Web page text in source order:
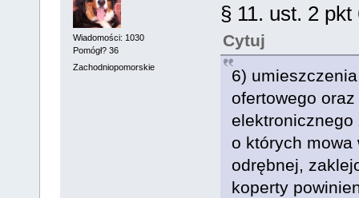
Wiadomości: 1030
Pomógł? 36
Zachodniopomorskie
§ 11. ust. 2 pkt
Cytuj
6)
ofertowego
o których mowa
odrębnej,
koperty